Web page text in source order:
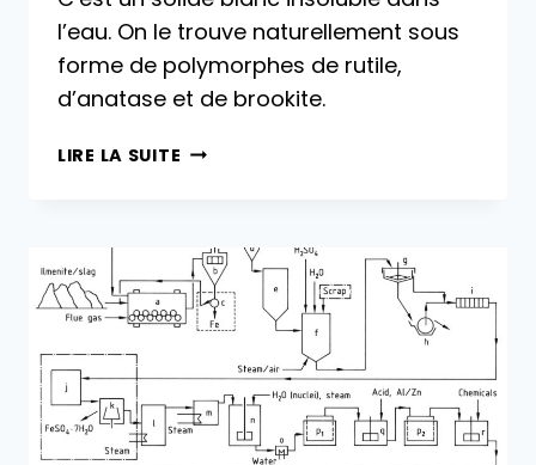
l’eau. On le trouve naturellement sous
forme de polymorphes de rutile,
d’anatase et de brookite.
LIRE LA SUITE DIOXYDE
UN
APERÇU
COMPLET